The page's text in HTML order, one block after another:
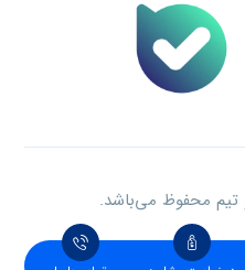
تیم محفوظ می‌باشد.